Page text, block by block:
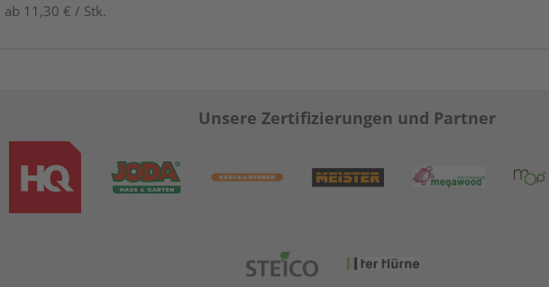
ab 11,30 € / Stk.
Unsere Zertifizierungen und Partner